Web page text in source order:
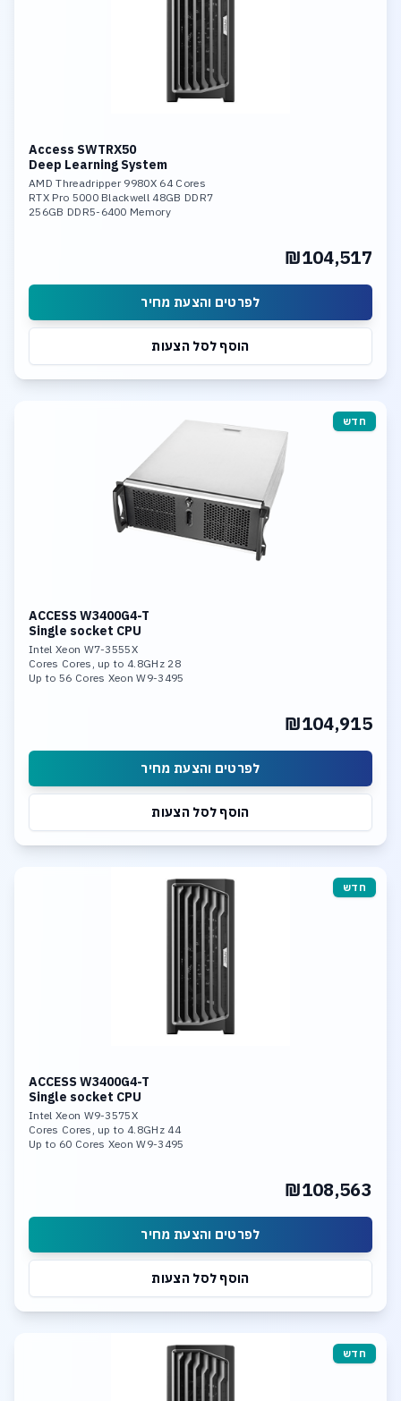
Access SWTRX50
Deep Learning System
AMD Threadripper 9980X 64 Cores
RTX Pro 5000 Blackwell 48GB DDR7
256GB DDR5-6400 Memory
₪104,517
לפרטים והצעת מחיר
הוסף לסל הצעות
חדש
ACCESS W3400G4-T
Single socket CPU
Intel Xeon W7-3555X
28 Cores Cores, up to 4.8GHz
Up to 56 Cores Xeon W9-3495
₪104,915
לפרטים והצעת מחיר
הוסף לסל הצעות
חדש
ACCESS W3400G4-T
Single socket CPU
Intel Xeon W9-3575X
44 Cores Cores, up to 4.8GHz
Up to 60 Cores Xeon W9-3495
₪108,563
לפרטים והצעת מחיר
הוסף לסל הצעות
חדש